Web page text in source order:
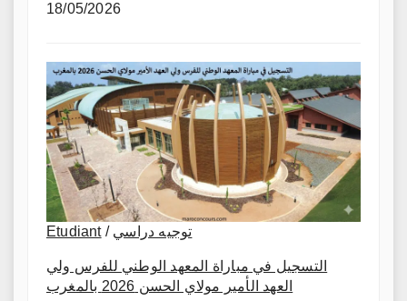
18/05/2026
Etudiant/ توجيه دراسي
التسجيل في مباراة المعهد الوطني للفرس ولي
العهد الأمير مولاي الحسن 2026 بالمغرب